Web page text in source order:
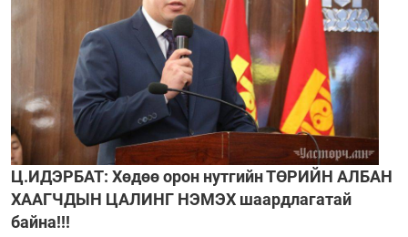
Ц.ИДЭРБАТ: Хөдөө орон нутгийн ТӨРИЙН АЛБАН
ХААГЧДЫН ЦАЛИНГ НЭМЭХ шаардлагатай
байна!!!